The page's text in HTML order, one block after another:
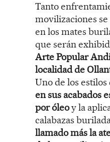
Tanto
movilizaciones
en los mates
que serán
Arte Popular
localidad de
Uno de los estilos
en sus acabados
por óleoy la
calabazas
llamado más la